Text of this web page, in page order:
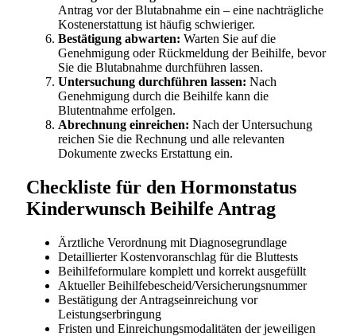
Antrag vor der Blutabnahme ein – eine nachträgliche
Kostenerstattung ist häufig schwieriger.
Bestätigung abwarten: Warten Sie auf die
Genehmigung oder Rückmeldung der Beihilfe, bevor
Sie die Blutabnahme durchführen lassen.
Untersuchung durchführen lassen: Nach
Genehmigung durch die Beihilfe kann die
Blutentnahme erfolgen.
Abrechnung einreichen: Nach der Untersuchung
reichen Sie die Rechnung und alle relevanten
Dokumente zwecks Erstattung ein.
Checkliste für den Hormonstatus
Kinderwunsch Beihilfe Antrag
Ärztliche Verordnung mit Diagnosegrundlage
Detaillierter Kostenvoranschlag für die Bluttests
Beihilfeformulare komplett und korrekt ausgefüllt
Aktueller Beihilfebescheid/Versicherungsnummer
Bestätigung der Antragseinreichung vor
Leistungserbringung
Fristen und Einreichungsmodalitäten der jeweiligen